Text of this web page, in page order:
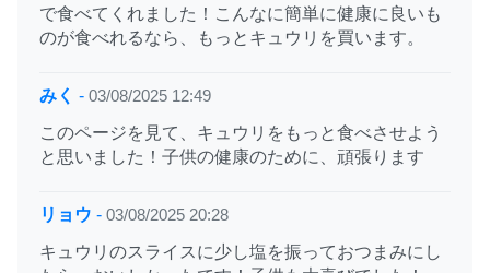
で食べてくれました！こんなに簡単に健康に良いも
のが食べれるなら、もっとキュウリを買います。
みく - 03/08/2025 12:49
このページを見て、キュウリをもっと食べさせよう
と思いました！子供の健康のために、頑張ります
リョウ - 03/08/2025 20:28
キュウリのスライスに少し塩を振っておつまみにし